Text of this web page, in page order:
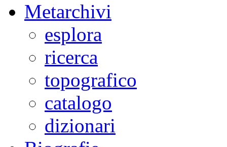
Metarchivi
esplora
ricerca
topografico
catalogo
dizionari